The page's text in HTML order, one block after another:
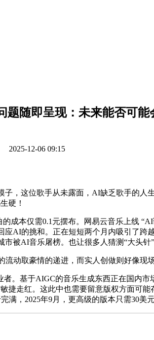
题随即呈现：未来能否可能
2025-12-06 09:15
这位歌手从未露面，AI缺乏歌手的人
硬！
仅需0.1元摆布。网易云音乐上线 “AI
AI的挑和。正在短短两个月内吸引了跨
被AI音乐屠榜。也让很多人猜测“大头针”
取豪情的递进，而实人创做则好像现
基于AIGC的音乐生成东西正在国内市
走红。这此中也需要留意版权方面可
，2025年9月，更高级的版本只需30美